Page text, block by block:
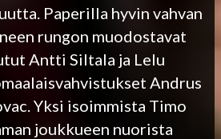
Paperilla hyvin vahvan
rungon muodostavat
Antti Siltala ja Lelu
Andrus
Yksi isoimmista Timo
joukkueen nuorista